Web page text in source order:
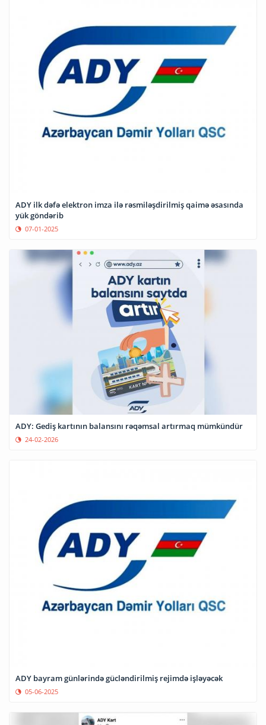
ADY ilk dəfə elektron imza ilə rəsmiləşdirilmiş qaimə əsasında
yük göndərib
07-01-2025
ADY: Gediş kartının balansını rəqəmsal artırmaq mümkündür
24-02-2026
ADY bayram günlərində gücləndirilmiş rejimdə işləyəcək
05-06-2025